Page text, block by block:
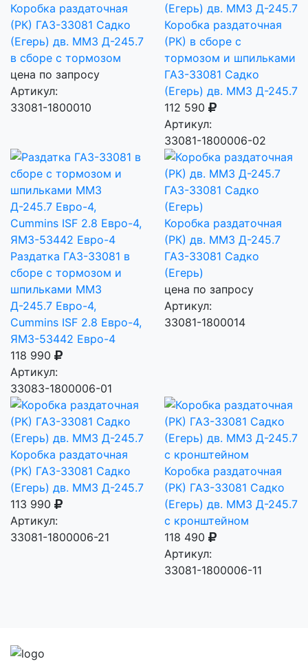
Коробка раздаточная
(РК) ГАЗ-33081 Садко
(Егерь) дв. ММЗ Д-245.7
в сборе с тормозом
цена по запросу
Артикул:
33081-1800010
Коробка раздаточная
(РК) в сборе с
тормозом и шпильками
ГАЗ-33081 Садко
(Егерь) дв. ММЗ Д-245.7
112 590
Артикул:
33081-1800006-02
Раздатка ГАЗ-33081 в
сборе с тормозом и
шпильками ММЗ
Д-245.7 Евро-4,
Cummins ISF 2.8 Евро-4,
ЯМЗ-53442 Евро-4
118 990
Артикул:
33083-1800006-01
Коробка раздаточная
(РК) дв. ММЗ Д-245.7
ГАЗ-33081 Садко
(Егерь)
цена по запросу
Артикул:
33081-1800014
Коробка раздаточная
(РК) ГАЗ-33081 Садко
(Егерь) дв. ММЗ Д-245.7
113 990
Артикул:
33081-1800006-21
Коробка раздаточная
(РК) ГАЗ-33081 Садко
(Егерь) дв. ММЗ Д-245.7
с кронштейном
118 490
Артикул:
33081-1800006-11